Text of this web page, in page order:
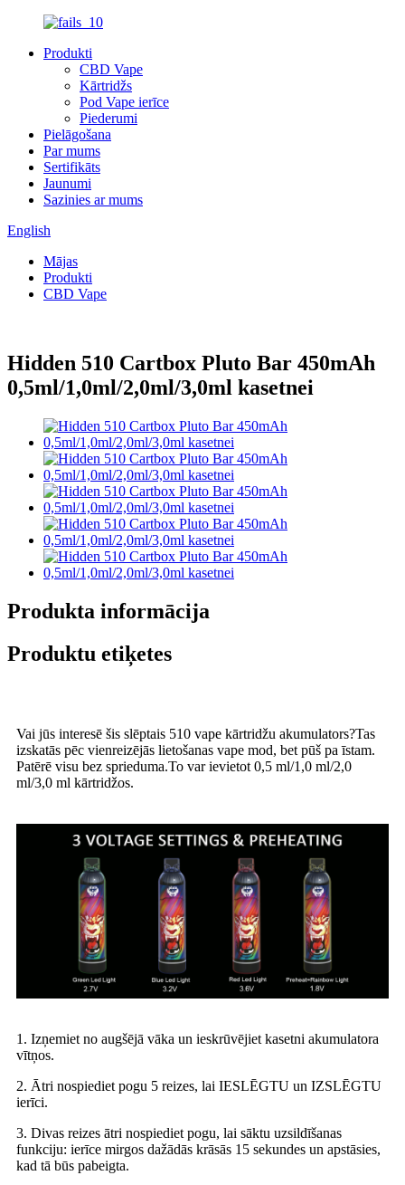
Produkti
CBD Vape
Kārtridžs
Pod Vape ierīce
Piederumi
Pielāgošana
Par mums
Sertifikāts
Jaunumi
Sazinies ar mums
English
Mājas
Produkti
CBD Vape
Hidden 510 Cartbox Pluto Bar 450mAh
0,5ml/1,0ml/2,0ml/3,0ml kasetnei
Produkta informācija
Produktu etiķetes
Vai jūs interesē šis slēptais 510 vape kārtridžu akumulators?Tas
izskatās pēc vienreizējās lietošanas vape mod, bet pūš pa īstam.
Patērē visu bez sprieduma.To var ievietot 0,5 ml/1,0 ml/2,0
ml/3,0 ml kārtridžos.
1. Izņemiet no augšējā vāka un ieskrūvējiet kasetni akumulatora
vītņos.
2. Ātri nospiediet pogu 5 reizes, lai IESLĒGTU un IZSLĒGTU
ierīci.
3. Divas reizes ātri nospiediet pogu, lai sāktu uzsildīšanas
funkciju: ierīce mirgos dažādās krāsās 15 sekundes un apstāsies,
kad tā būs pabeigta.